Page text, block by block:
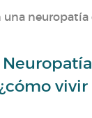
una
vivir